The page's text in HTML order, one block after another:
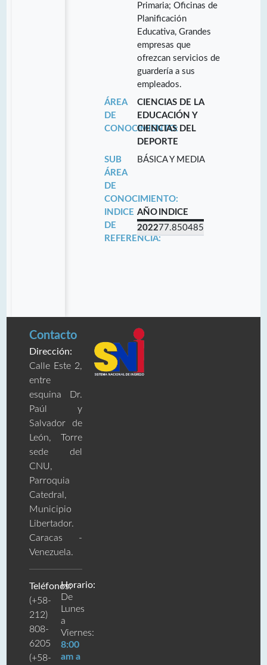
Primaria; Oficinas de
Planificación
Educativa, Grandes
empresas que
ofrezcan servicios de
guardería a sus
empleados.
ÁREA
DE
CONOCIMIENTO:
CIENCIAS DE LA
EDUCACIÓN Y
CIENCIAS DEL
DEPORTE
SUB
ÁREA
DE
CONOCIMIENTO:
BÁSICA Y MEDIA
INDICE
DE
REFERENCIA:
AÑO INDICE
202277.850485
Contacto
Dirección:
Calle Este 2,
entre
esquina Dr.
Paúl y
Salvador de
León, Torre
sede del
CNU,
Parroquia
Catedral,
Municipio
Libertador.
Caracas -
Venezuela.
Teléfonos:
(+58-
212)
808-
6205
(+58-
Horario:
De
Lunes
a
Viernes:
8:00
am a